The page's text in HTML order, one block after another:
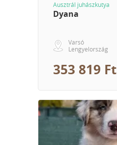
Ausztrál juhászkutya
Dyana
Varsó
Lengyelország
353 819 Ft